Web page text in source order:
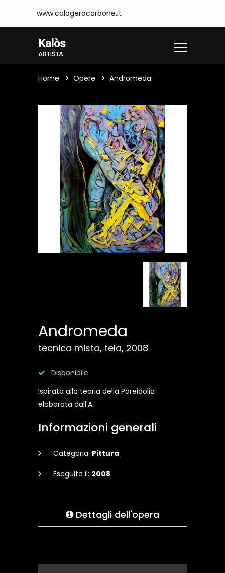
www.calogerocarbone.it
Kalòs
ARTISTA
Home Opere Andromeda
Andromeda
tecnica mista, tela, 2008
Disponibile
Ispirata alla teoria della Pareidolia
elaborata dall'A.
Informazioni generali
Categoria: Pittura
Eseguita il: 2008
Dettagli dell'opera